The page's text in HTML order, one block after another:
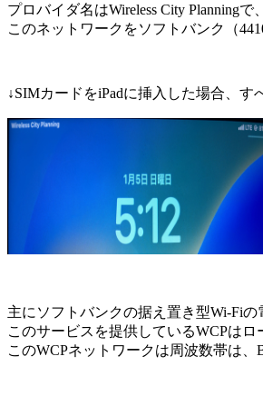
プロバイダ名はWireless City Planning
このネットワークをソフトバンク（
↓SIMカードをiPadに挿入した場合、す
主にソフトバンクの据え置き型Wi-Fiの
このサービスを提供しているWCPは
このWCPネットワークは周波数帯は、